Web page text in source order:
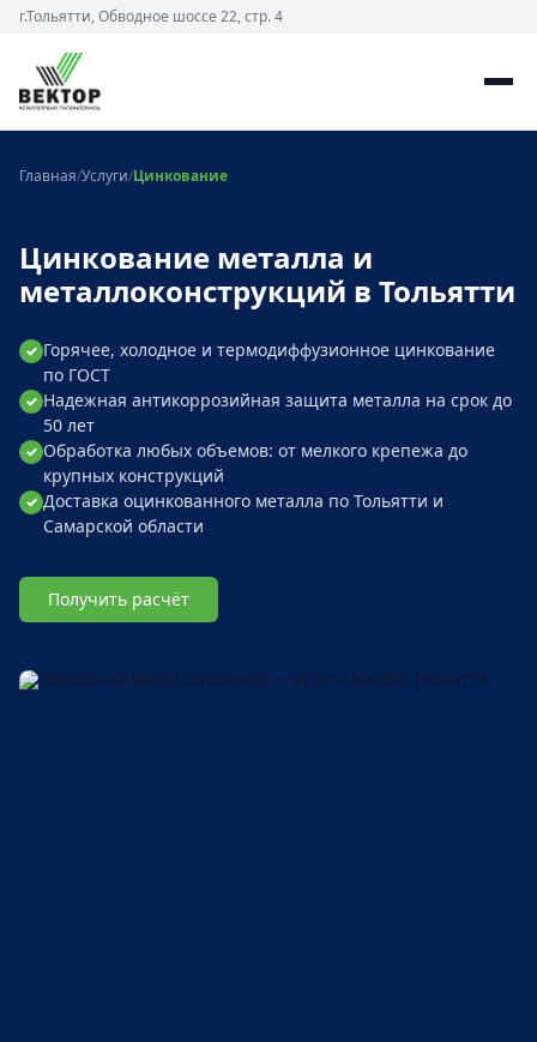
г.Тольятти, Обводное шоссе 22, стр. 4
Главная/Услуги/Цинкование
Цинкование металла и
металлоконструкций в Тольятти
✓ Горячее, холодное и термодиффузионное цинкование
по ГОСТ
✓ Надежная антикоррозийная защита металла на срок до
50 лет
✓ Обработка любых объемов: от мелкого крепежа до
крупных конструкций
✓ Доставка оцинкованного металла по Тольятти и
Самарской области
Получить расчёт